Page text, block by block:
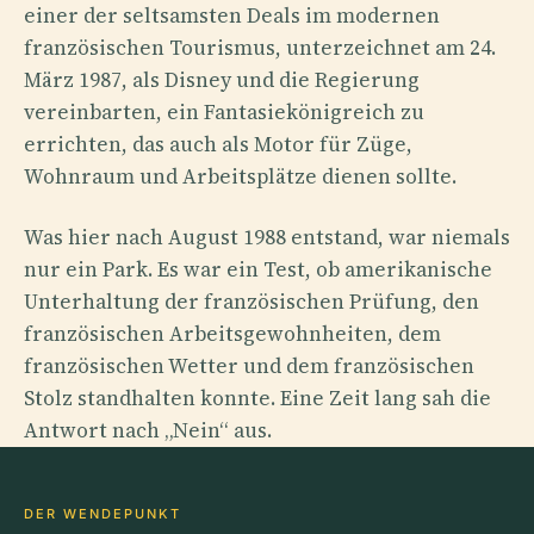
einer der seltsamsten Deals im modernen
französischen Tourismus, unterzeichnet am 24.
März 1987, als Disney und die Regierung
vereinbarten, ein Fantasiekönigreich zu
errichten, das auch als Motor für Züge,
Wohnraum und Arbeitsplätze dienen sollte.
Was hier nach August 1988 entstand, war niemals
nur ein Park. Es war ein Test, ob amerikanische
Unterhaltung der französischen Prüfung, den
französischen Arbeitsgewohnheiten, dem
französischen Wetter und dem französischen
Stolz standhalten konnte. Eine Zeit lang sah die
Antwort nach „Nein“ aus.
DER WENDEPUNKT